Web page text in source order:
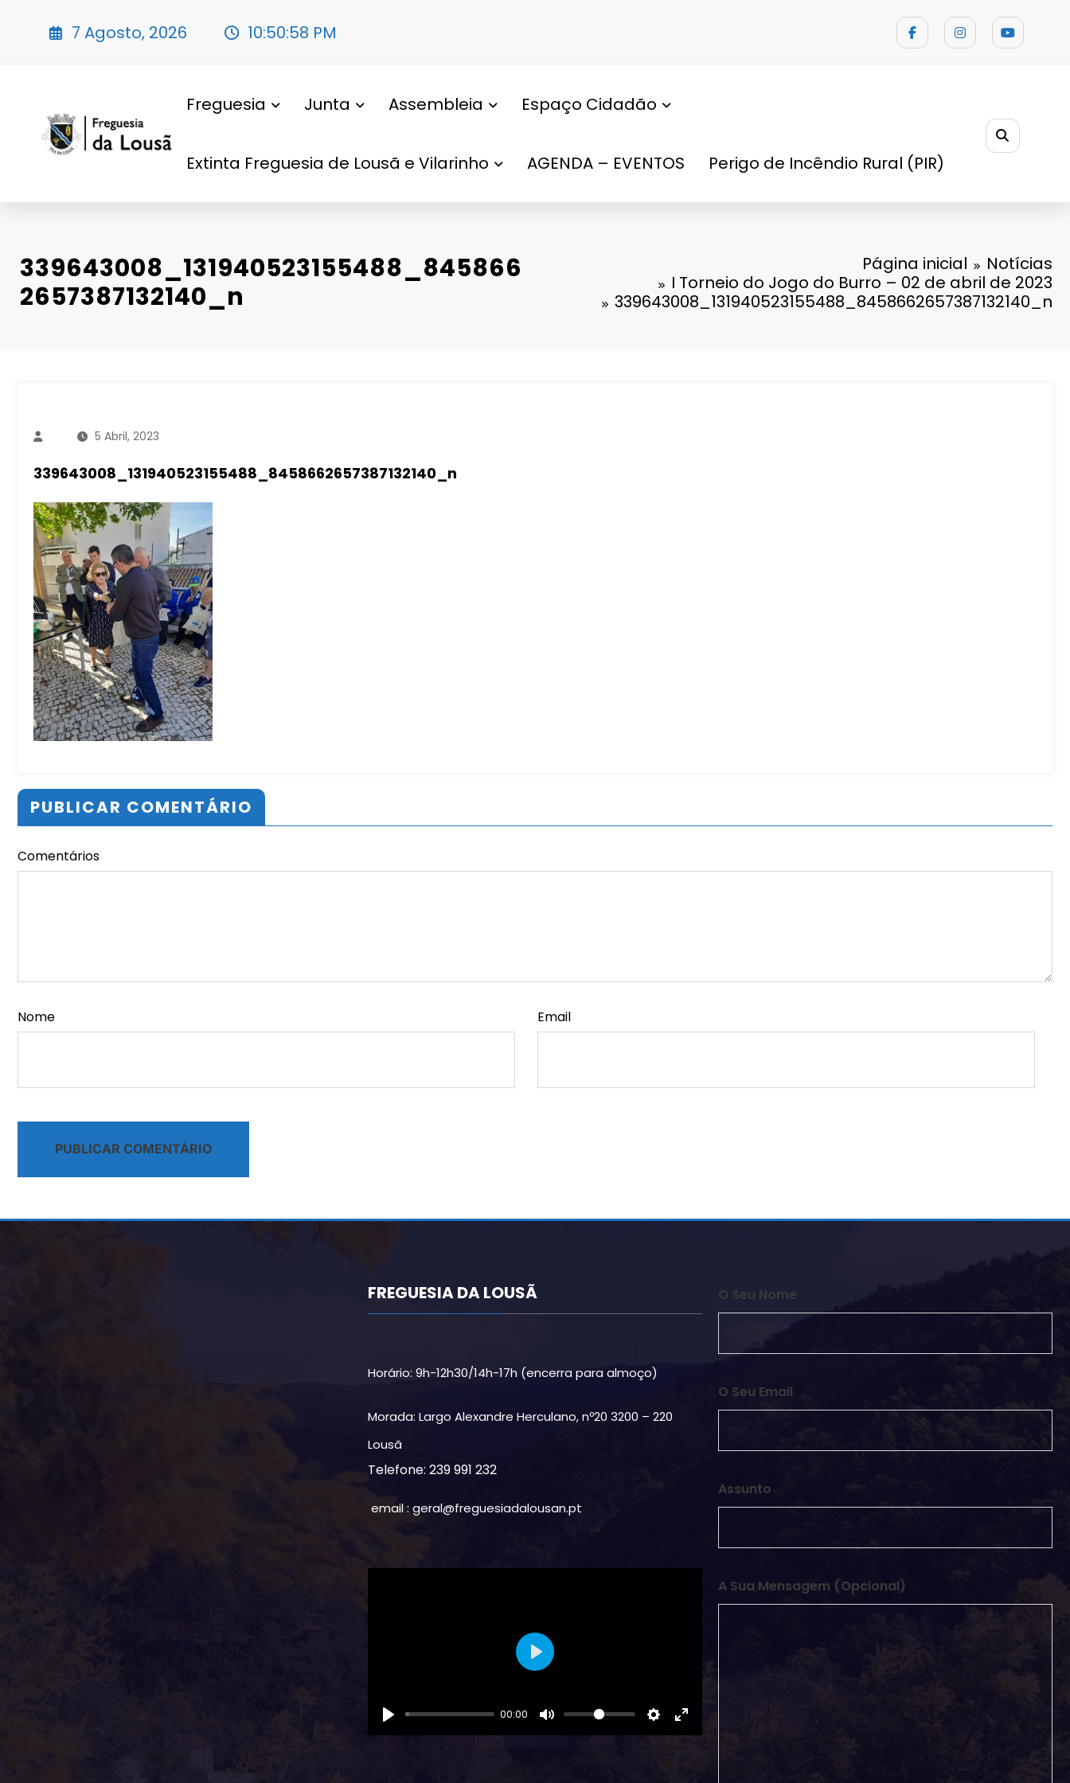
7 Agosto, 2026 10:50:59 PM
Freguesia Junta Assembleia Espaço Cidadão
Extinta Freguesia de Lousã e Vilarinho AGENDA – EVENTOS Perigo de Incêndio Rural (PIR)
339643008_131940523155488_845866
2657387132140_n
Página inicial
Notícias
I Torneio do Jogo do Burro – 02 de abril de 2023
339643008_131940523155488_8458662657387132140_n
5 Abril, 2023
339643008_131940523155488_8458662657387132140_n
PUBLICAR COMENTÁRIO
Comentários
Nome Email
FREGUESIA DA LOUSÃ
Horário: 9h-12h30/14h-17h (encerra para almoço)
Morada: Largo Alexandre Herculano, nº20 3200 – 220
Lousã
Telefone: 239 991 232
email : geral@freguesiadalousan.pt
00:00
Play
O Seu Nome
O Seu Email
Assunto
A Sua Mensagem (opcional)